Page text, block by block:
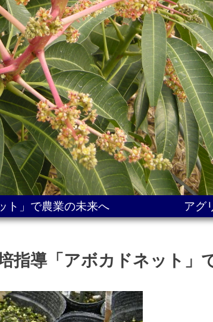
ト」で農業の未来へ アグ
指導「アボカドネット」